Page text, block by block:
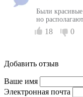
Были
но
18 0
Добавить отзыв
Ваше имя
Электронная почта